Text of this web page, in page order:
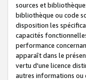
sources et
bibliothèque ou code
disposition les
capacités
performance
apparaît dans le
vertu d'une licence
autres informations ou